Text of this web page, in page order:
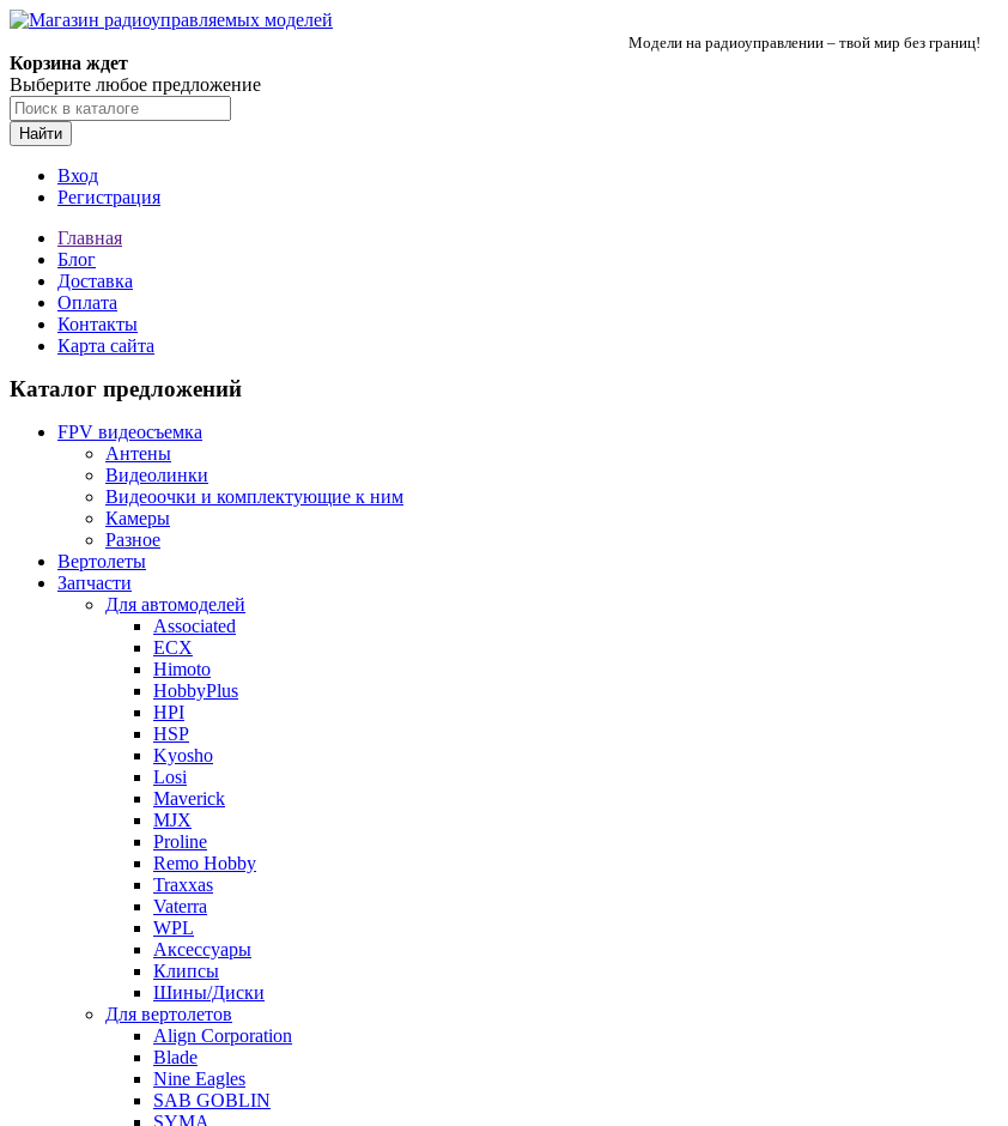
Модели на радиоуправлении – твой мир без границ!
Корзина ждет
Выберите любое предложение
Найти
Вход
Регистрация
Главная
Блог
Доставка
Оплата
Контакты
Карта сайта
Каталог предложений
FPV видеосъемка
Антены
Видеолинки
Видеоочки и комплектующие к ним
Камеры
Разное
Вертолеты
Запчасти
Для автомоделей
Associated
ECX
Himoto
HobbyPlus
HPI
HSP
Kyosho
Losi
Maverick
MJX
Proline
Remo Hobby
Traxxas
Vaterra
WPL
Аксессуары
Клипсы
Шины/Диски
Для вертолетов
Align Corporation
Blade
Nine Eagles
SAB GOBLIN
SYMA